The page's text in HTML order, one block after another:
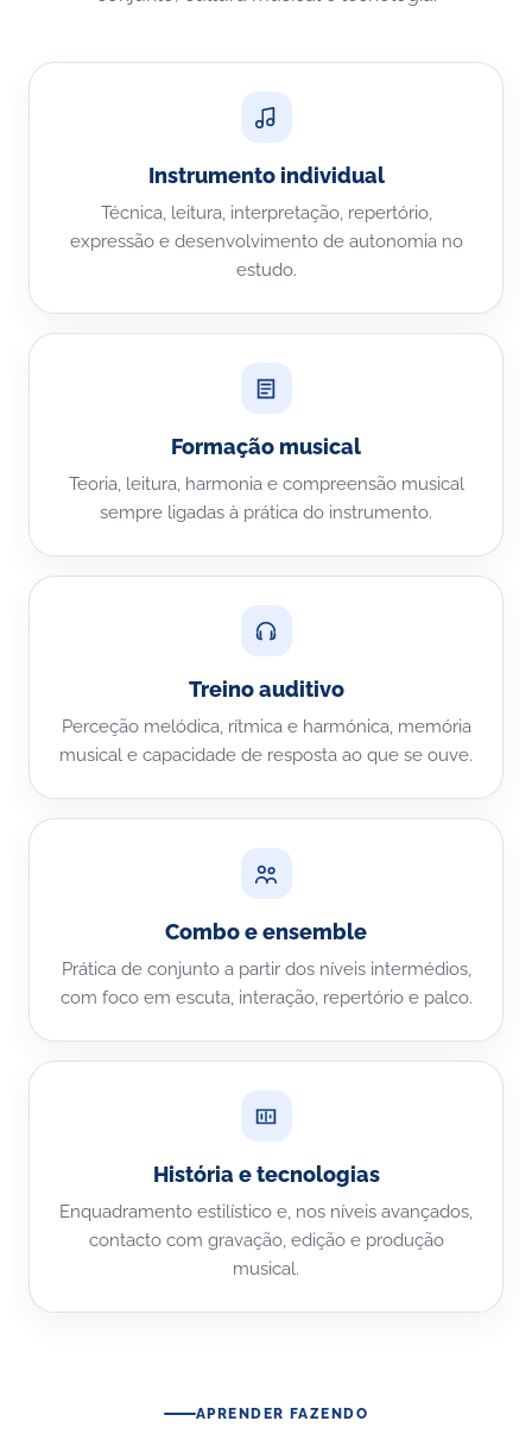
Instrumento individual
Técnica, leitura, interpretação, repertório,
expressão e desenvolvimento de autonomia no
estudo.
Formação musical
Teoria, leitura, harmonia e compreensão musical
sempre ligadas à prática do instrumento.
Treino auditivo
Perceção melódica, rítmica e harmónica, memória
musical e capacidade de resposta ao que se ouve.
Combo e ensemble
Prática de conjunto a partir dos níveis intermédios,
com foco em escuta, interação, repertório e palco.
História e tecnologias
Enquadramento estilístico e, nos níveis avançados,
contacto com gravação, edição e produção
musical.
APRENDER FAZENDO